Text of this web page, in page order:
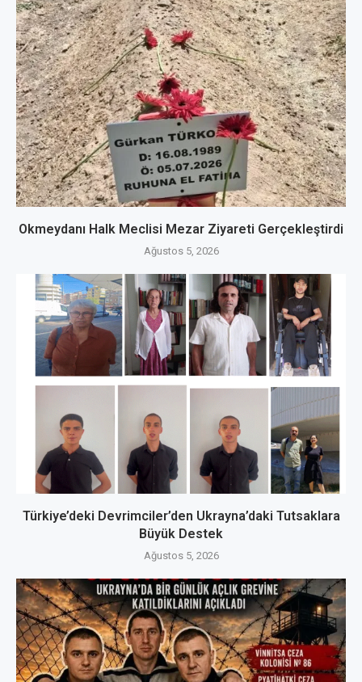
Okmeydanı Halk Meclisi Mezar Ziyareti Gerçekleştirdi
Ağustos 5, 2026
Türkiye’deki Devrimciler’den Ukrayna’daki Tutsaklara
Büyük Destek
Ağustos 5, 2026